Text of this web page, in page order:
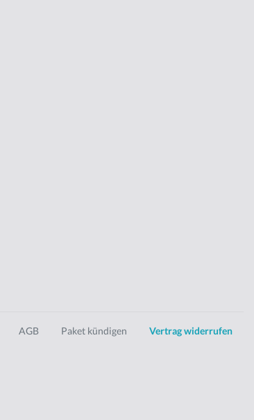
AGB Paket kündigen Vertrag widerrufen